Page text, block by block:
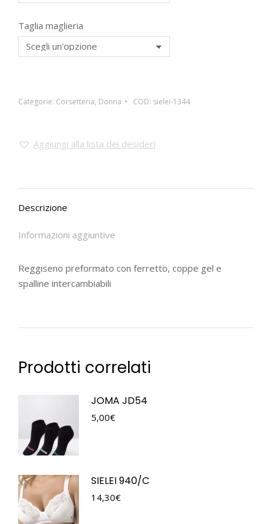
Taglia maglieria
Categorie: Corsetteria, Donna COD: sielei-1344
Aggiungi alla lista dei desideri
Descrizione
Informazioni aggiuntive
Reggiseno preformato con ferretto, coppe gel e
spalline intercambiabili
Prodotti correlati
JOMA JD54
5,00€
SIELEI 940/C
14,30€